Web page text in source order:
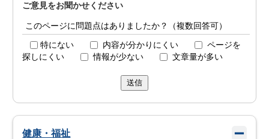
ご意見をお聞かせください
このページに問題点はありましたか？（複数回答可）
特にない 内容が分かりにくい
ページを
探しにくい
情報が少ない 文章量が多い
送信
健康・福祉